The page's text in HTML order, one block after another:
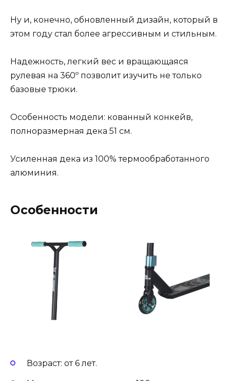
Ну и, конечно, обновленный дизайн, который в
этом году стал более агрессивным и стильным.
Надежность, легкий вес и вращающаяся
рулевая на 360º позволит изучить не только
базовые трюки.
Особенность модели: кованный конкейв,
полноразмерная дека 51 см.
Усиленная дека из 100% термообработанного
алюминия.
Особенности
Возраст: от 6 лет.